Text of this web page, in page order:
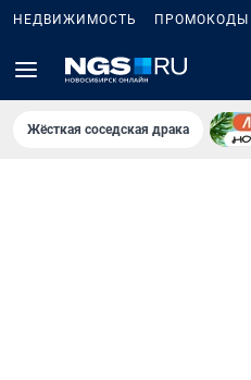
НЕДВИЖИМОСТЬ ПРОМОКОДЫ
Жёсткая соседская драка